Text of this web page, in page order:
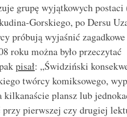
grupę wyjątkowych postaci
Gorskiego, po Dersu
próbują wyjaśnić zagadkowe
roku można było przeczytać
pisał: „Świdziński
twórcy komiksowego,
plansz lub
pierwszej czy drugiej